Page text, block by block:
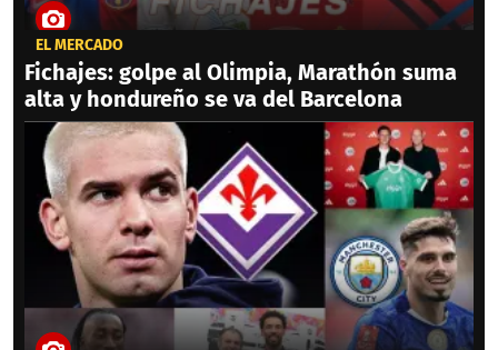
EL MERCADO
Fichajes: golpe al Olimpia, Marathón suma
alta y hondureño se va del Barcelona